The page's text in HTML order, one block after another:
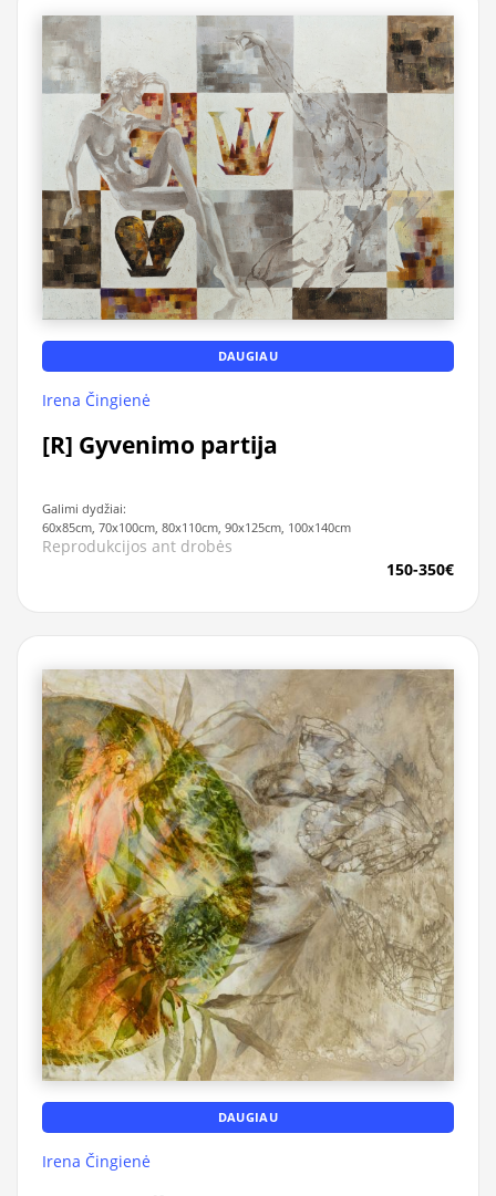
DAUGIAU
Irena Čingienė
[R] Gyvenimo partija
Galimi dydžiai:
60x85cm, 70x100cm, 80x110cm, 90x125cm, 100x140cm
Reprodukcijos ant drobės
150-350€
DAUGIAU
Irena Čingienė